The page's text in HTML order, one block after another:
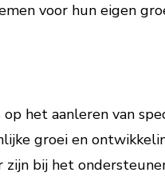
voor hun eigen
het aanleren van
groei en
bij het